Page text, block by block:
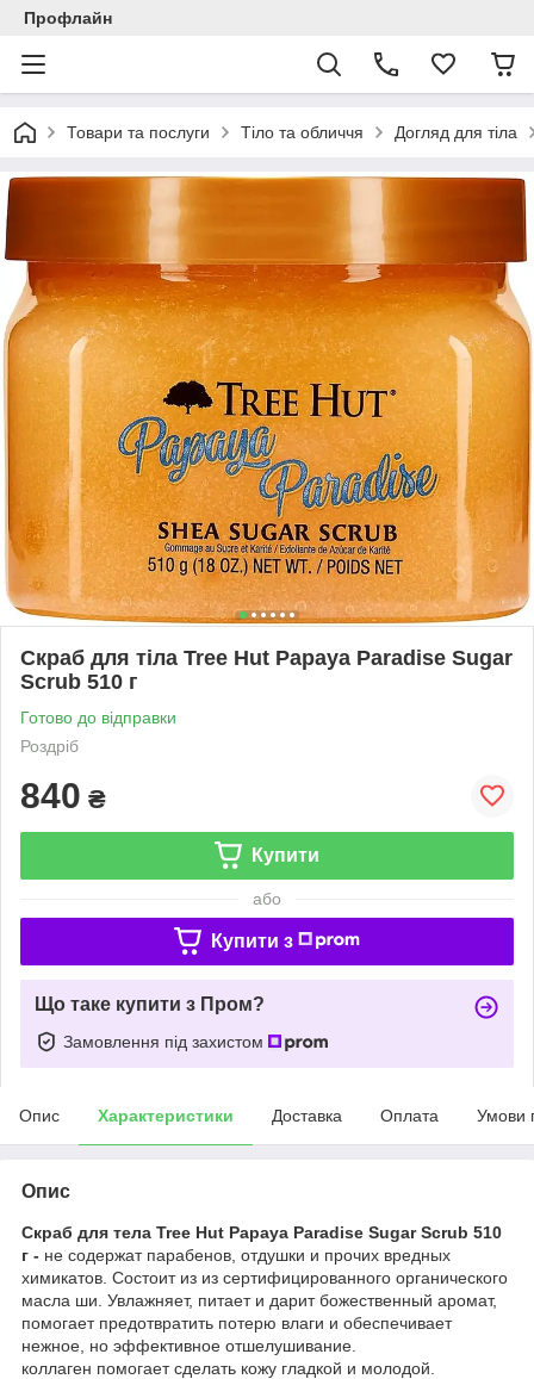
Профлайн
Товари та послуги Тіло та обличчя Догляд для тіла
Скраб для тіла Tree Hut Papaya Paradise Sugar
Scrub 510 г
Готово до відправки
Роздріб
840 ₴
Купити
або
Купити з
Що таке купити з Пром?
Замовлення під захистом
Опис Характеристики Доставка Оплата Умови
Опис
Скраб для тела Tree Hut Papaya Paradise Sugar Scrub 510
г - не содержат парабенов, отдушки и прочих вредных
химикатов. Состоит из из сертифицированного органического
масла ши. Увлажняет, питает и дарит божественный аромат,
помогает предотвратить потерю влаги и обеспечивает
нежное, но эффективное отшелушивание.
коллаген помогает сделать кожу гладкой и молодой.